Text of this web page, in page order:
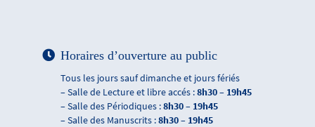
Horaires d’ouverture au public
Tous les jours sauf dimanche et jours fériés
– Salle de Lecture et libre accés :8h30 – 19h45
– Salle des Périodiques :8h30 – 19h45
– Salle des Manuscrits :8h30 – 19h45